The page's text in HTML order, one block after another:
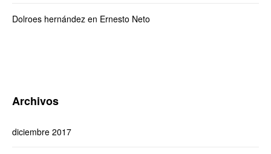
Dolroes hernández en Ernesto Neto
Archivos
diciembre 2017